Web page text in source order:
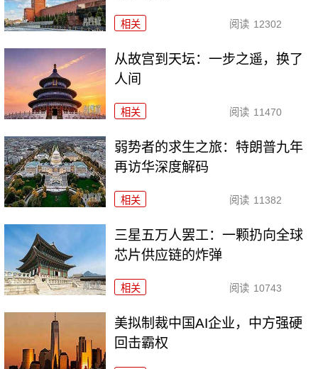
相关 阅读 12302
从故宫到天坛：一步之遥，换了
人间
相关 阅读 11470
弱势者的求生之旅：特朗普九年
再访华深度解码
相关 阅读 11382
三星五万人罢工：一颗扔向全球
芯片供应链的炸弹
相关 阅读 10743
美拟制裁中国AI企业，中方强硬
回击霸权